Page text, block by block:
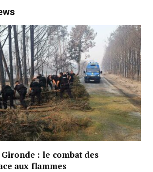
: le combat des
aux flammes